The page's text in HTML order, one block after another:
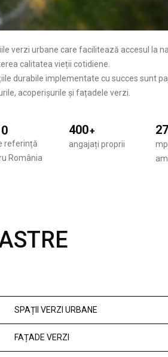
verzi urbane care facilitează accesul la
calitatea vieții cotidiene.
durabile implementate cu succes sunt
acoperișurile și fațadele verzi.
referință
România
400+
angajați proprii
SPAȚII VERZI URBANE
FAȚADE VERZI